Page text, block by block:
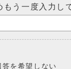
う一度入力し
答を希望しない